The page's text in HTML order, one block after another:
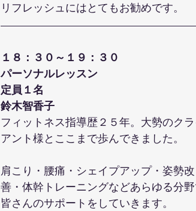
リフレッシュにはとてもお勧めです。
１８：３０～１９：３０
パーソナルレッスン
定員１名
鈴木智香子
フィットネス指導歴２５年。大勢のクラ
アント様とここまで歩んできました。
肩こり・腰痛・シェイプアップ・姿勢改
善・体幹トレーニングなどあらゆる分
皆さんのサポートをしていきます。